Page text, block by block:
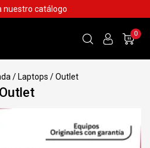
nuestro catálogo
0
/ Laptops /Outlet
Outlet